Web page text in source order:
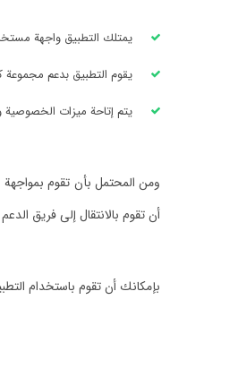
يمتلك التطبيق واجهة
يقوم التطبيق بدعم مجموعة
يتم إتاحة ميزات الخصوصية
ومن المحتمل بأن تقوم
أن تقوم بالانتقال إلى فريق
بإمكانك أن تقوم باستخدام